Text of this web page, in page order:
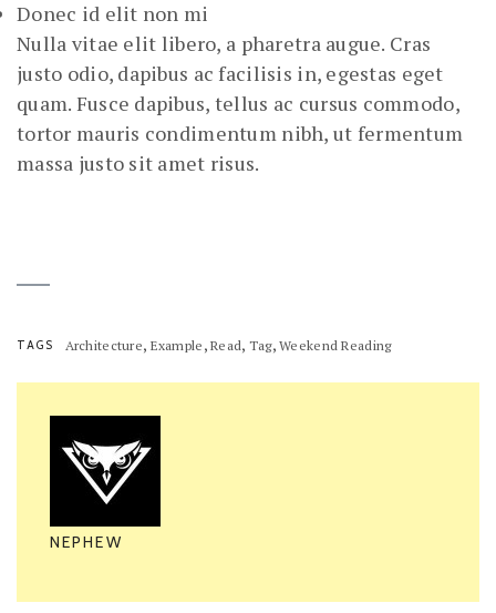
Donec id elit non mi
Nulla vitae elit libero, a pharetra augue. Cras
justo odio, dapibus ac facilisis in, egestas eget
quam. Fusce dapibus, tellus ac cursus commodo,
tortor mauris condimentum nibh, ut fermentum
massa justo sit amet risus.
TAGS Architecture, Example ,Read, Tag,Weekend Reading
NEPHEW